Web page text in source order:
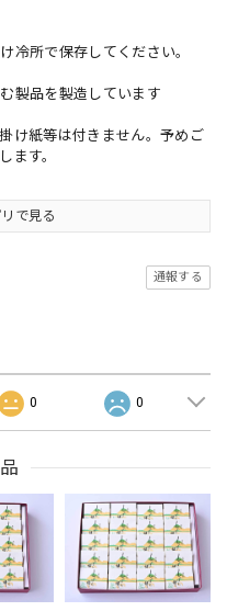
冷所で保存してください。
製品を製造しています
け紙等は付きません。予めご
ます。
で見る
通報する
0 0